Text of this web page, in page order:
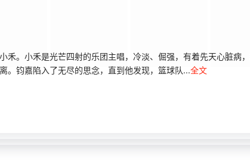
禾。小禾是光芒四射的乐团主唱，冷淡、倔强，有着先天心脏病
。钧嘉陷入了无尽的思念，直到他发现，篮球队...全文